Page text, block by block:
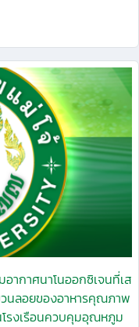
อากาศนาโนออกซิเจนที่เส
นลอยของอาหารคุณภาพ
โรงเรือนควบคุมอุณหภูม